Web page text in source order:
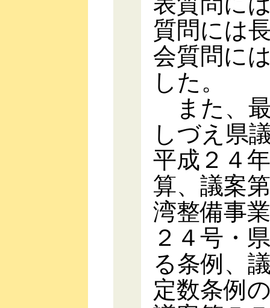
質問には
会質問に
した。
また、
しづえ県
平成２４
算、議案
湾整備事
２４号・
る条例、
定数条例